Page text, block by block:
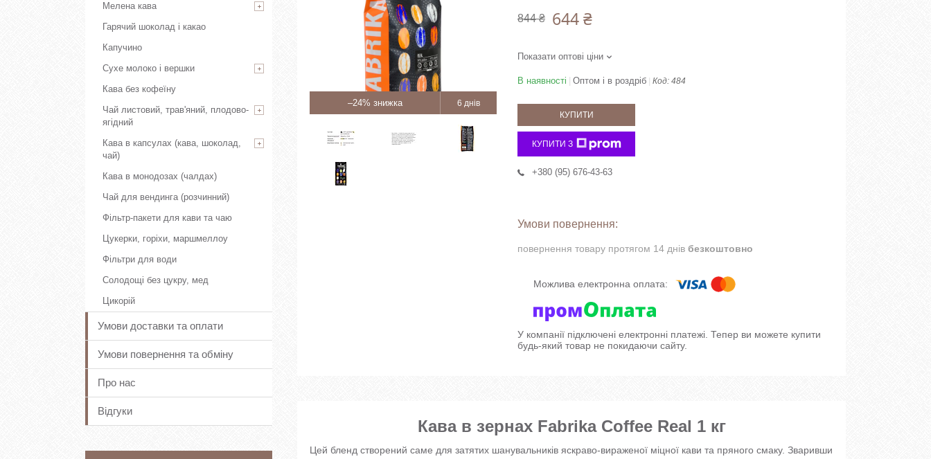
–24% 6 днів
844 ₴ 644 ₴
Показати оптові ціни
В наявності Оптом і в роздріб Код: 484
КУПИТИ
КУПИТИ З
+380 (95) 676-43-63
повернення товару протягом 14 днів безкоштовно
У компанії підключені електронні платежі. Тепер ви можете купити
будь-який товар не покидаючи сайту.
Кава в зернах Fabrika Coffee Real 1 кг
Цей бленд створений саме для затятих шанувальників яскраво-вираженої міцної кави та пряного смаку. Зваривши
Мелена кава
Гарячий шоколад і какао
Капучино
Сухе молоко і вершки
Кава без кофеїну
Чай листовий, трав'яний, плодово-
ягідний
Кава в капсулах (кава, шоколад,
чай)
Кава в монодозах (чалдах)
Чай для вендинга (розчинний)
Фільтр-пакети для кави та чаю
Цукерки, горіхи, маршмеллоу
Фільтри для води
Солодощі без цукру, мед
Цикорій
Умови доставки та оплати
Умови повернення та обміну
Про нас
Відгуки